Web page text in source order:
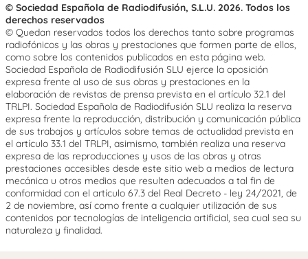
© Sociedad Española de Radiodifusión, S.L.U. 2026. Todos los
derechos reservados
© Quedan reservados todos los derechos tanto sobre programas
radiofónicos y las obras y prestaciones que formen parte de ellos,
como sobre los contenidos publicados en esta página web.
Sociedad Española de Radiodifusión SLU ejerce la oposición
expresa frente al uso de sus obras y prestaciones en la
elaboración de revistas de prensa prevista en el artículo 32.1 del
TRLPI. Sociedad Española de Radiodifusión SLU realiza la reserva
expresa frente la reproducción, distribución y comunicación pública
de sus trabajos y artículos sobre temas de actualidad prevista en
el artículo 33.1 del TRLPI, asimismo, también realiza una reserva
expresa de las reproducciones y usos de las obras y otras
prestaciones accesibles desde este sitio web a medios de lectura
mecánica u otros medios que resulten adecuados a tal fin de
conformidad con el artículo 67.3 del Real Decreto - ley 24/2021, de
2 de noviembre, así como frente a cualquier utilización de sus
contenidos por tecnologías de inteligencia artificial, sea cual sea su
naturaleza y finalidad.